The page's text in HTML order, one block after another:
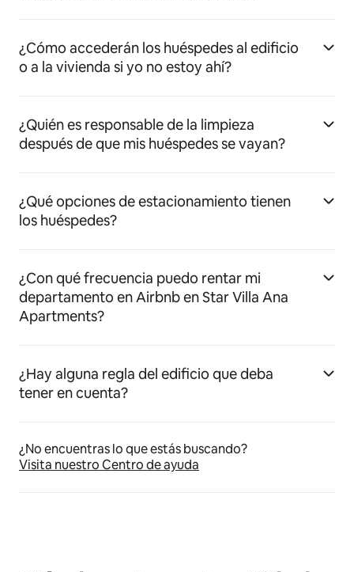
¿Cómo accederán los huéspedes al edificio
o a la vivienda si yo no estoy ahí?
¿Quién es responsable de la limpieza
después de que mis huéspedes se vayan?
¿Qué opciones de estacionamiento tienen
los huéspedes?
¿Con qué frecuencia puedo rentar mi
departamento en Airbnb en Star Villa Ana
Apartments?
¿Hay alguna regla del edificio que deba
tener en cuenta?
¿No encuentras lo que estás buscando?
Visita nuestro Centro de ayuda